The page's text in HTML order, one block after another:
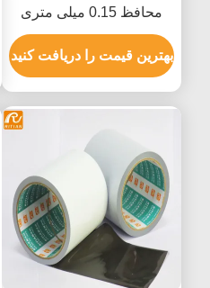
محافظ 0.15 میلی متری
برای اتومبیل
بهترین قیمت را دریافت کنید